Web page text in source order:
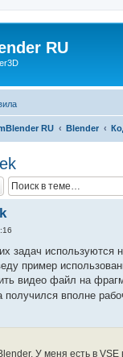
RU
RU Blender
задач используются
пример
видео файл на
вполне
У меня есть в